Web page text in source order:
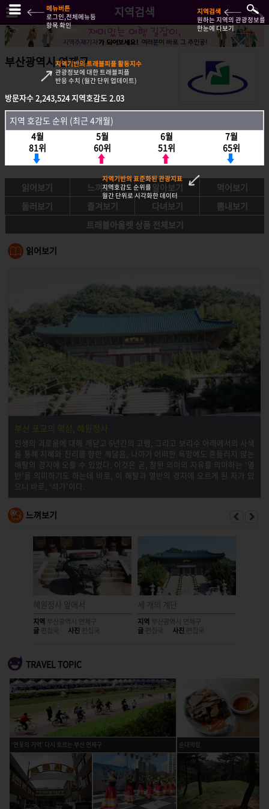
지역검색
부산광역시 연제구
방문자수2,243,524지역호감도2.03
지역호감도 순위 (최근 4개월)
4월
81위
5월
60위
6월
51위
7월
65위
읽어보기 느껴보기 알아보기
먹어보기
둘러보기
즐겨보기 다녀보기
뽐내보기
트래블아울렛 상품 전체보기
읽어보기
부산 포교의 핵심, 혜원정사
인생의 괴로움에 대해 깨닫고 6년간의 고행, 그리고 보리수 아래에서의 사색
을 통해 지혜와 진리를 향한 깨달음, 나아가 어떠한 욕망에도 흔들리지 않는
해탈의 경지에 오를 수 있었다. 이것은 곧, 참된 의미의 자유를 의미하는 ‘열
반’을 의미하기도 하는데 바로, 이 해탈과 열반의 경지에 오르게 된 자가 있
으니 바로, ‘석가’이다.
느껴보기
혜원정사 앞에서
지역 부산광역시 연제구
글 편집국 사진 편집국
세 개의 계단
지역 부산광역시 연제구
글 편집국 사진 편집국
TRAVEL TOPIC
순대막장
‘연꽃의 기억’ 다시 흐르는 부산 연제구
방문자수2,243,524지역호감도2.03
지역 호감도 순위 (최근 4개월)
4월
81위
5월
60위
6월
51위
7월
65위
메뉴버튼
로그인,전체메뉴등
항목 확인
지역검색
원하는 지역의 관광정보를
한눈에 다보기
지역기반의 트래블피플 활동지수
관광정보에 대한 트래블피플
반응 수치 (월간 단위 업데이트)
지역기반의 표준화된 관광지표
지역호감도 순위를
월간 단위로 시각화한 데이터